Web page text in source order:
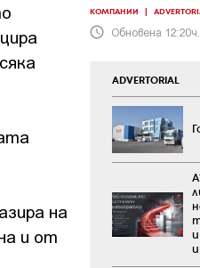
на
и от
КОМПАНИИ
Обновена
ADVERTORIAL